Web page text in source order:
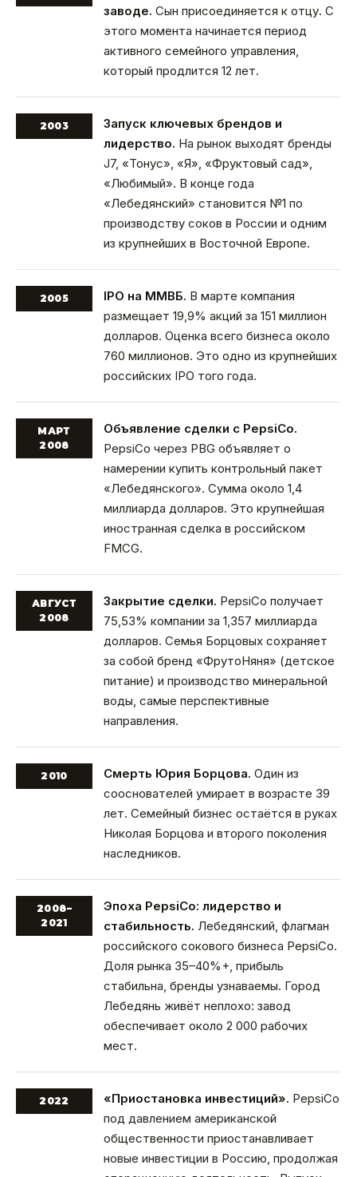
заводе. Сын присоединяется к отцу. С
этого момента начинается период
активного семейного управления,
который продлится 12 лет.
2003
Запуск ключевых брендов и
лидерство. На рынок выходят бренды
J7, «Тонус», «Я», «Фруктовый сад»,
«Любимый». В конце года
«Лебедянский» становится №1 по
производству соков в России и одним
из крупнейших в Восточной Европе.
2005 IPO на ММВБ. В марте компания
размещает 19,9% акций за 151 миллион
долларов. Оценка всего бизнеса около
760 миллионов. Это одно из крупнейших
российских IPO того года.
МАРТ
2008
Объявление сделки с PepsiCo.
PepsiCo через PBG объявляет о
намерении купить контрольный пакет
«Лебедянского». Сумма около 1,4
миллиарда долларов. Это крупнейшая
иностранная сделка в российском
FMCG.
АВГУСТ
2008
Закрытие сделки. PepsiCo получает
75,53% компании за 1,357 миллиарда
долларов. Семья Борцовых сохраняет
за собой бренд «ФрутоНяня» (детское
питание) и производство минеральной
воды, самые перспективные
направления.
2010 Смерть Юрия Борцова. Один из
сооснователей умирает в возрасте 39
лет. Семейный бизнес остаётся в руках
Николая Борцова и второго поколения
наследников.
2008–
2021
Эпоха PepsiCo: лидерство и
стабильность. Лебедянский, флагман
российского сокового бизнеса PepsiCo.
Доля рынка 35–40%+, прибыль
стабильна, бренды узнаваемы. Город
Лебедянь живёт неплохо: завод
обеспечивает около 2 000 рабочих
мест.
2022 «Приостановка инвестиций». PepsiCo
под давлением американской
общественности приостанавливает
новые инвестиции в Россию, продолжая